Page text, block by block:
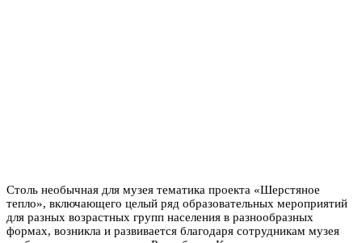
Столь необычная для музея тематика проекта «Шерстяное
тепло», включающего целый ряд образовательных мероприятий
для разных возрастных групп населения в разнообразных
формах, возникла и развивается благодаря сотрудникам музея